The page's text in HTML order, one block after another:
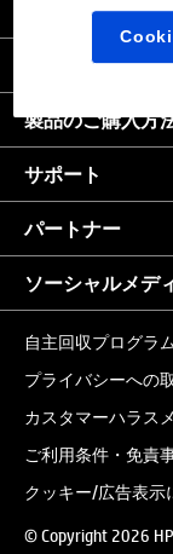
｜United
会社情報
製品のご購入方
サポート
パートナー
ソーシャルメデ
自主回収プログラ
プライバシーへの
カスタマーハラス
ご利用条件・免責
クッキー/広告表示
© Copyright 2026